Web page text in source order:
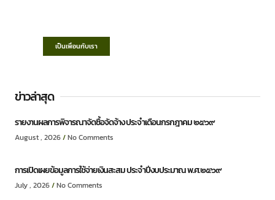
เป็นเพื่อนกับเรา
ข่าวล่าสุด
รายงานผลการพิจารณาจัดซื้อจัดจ้าง ประจำเดือนกรกฎาคม ๒๕๖๙
August , 2026 No Comments
การเปิดเผยข้อมูลการใช้จ่ายเงินสะสม ประจำปีงบประมาณ พ.ศ.๒๕๖๙
July , 2026 No Comments